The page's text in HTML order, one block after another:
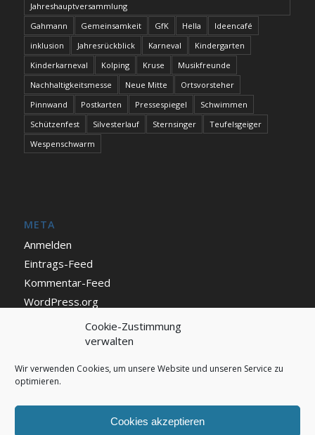
Cookie-Zustimmung
verwalten
Wir verwenden Cookies, um unsere Website und unseren Service zu
optimieren.
Cookies akzeptieren
Jahreshauptversammlung
Gahmann
Gemeinsamkeit GfK Hella
Ideencafé
inklusion
Jahresrückblick Karneval
Kindergarten
Kinderkarneval
Kolping Kruse
Musikfreunde
Nachhaltigkeitsmesse
Neue Mitte
Ortsvorsteher
Pinnwand
Postkarten Pressespiegel
Schwimmen
Schützenfest
Silvesterlauf Sternsinger
Teufelsgeiger
Wespenschwarm
META
Anmelden
Eintrags-Feed
Kommentar-Feed
WordPress.org
IMPRESSUM UND DATENSCHUTZ
Impressum
Datenschutz